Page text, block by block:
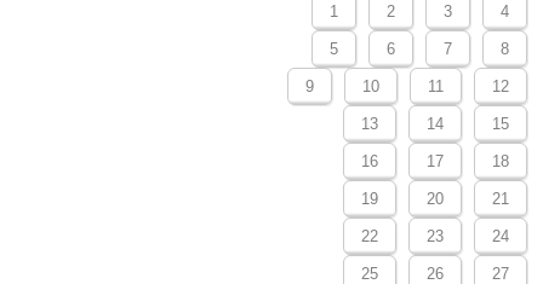
1 2 3 4
5 6 7 8
9 10 11 12
13 14 15
16 17 18
19 20 21
22 23 24
25 26 27